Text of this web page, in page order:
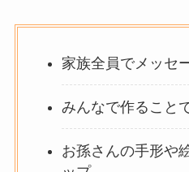
家族全員でメッセ
みんなで作ること
お孫さんの手形や